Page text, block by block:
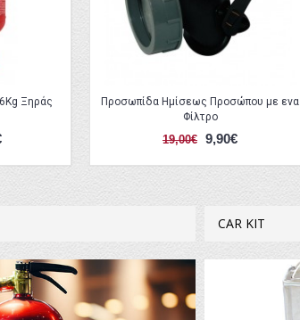
Ξηράς
Προσωπίδα Ημίσεως Προσώπου με ενα
Φίλτρο
19,00€ 9,90€
CAR KIT